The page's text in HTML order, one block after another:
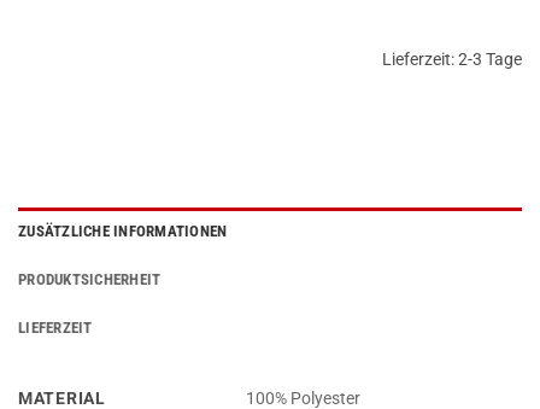
Lieferzeit:2-3 Tage
ZUSÄTZLICHE INFORMATIONEN
PRODUKTSICHERHEIT
LIEFERZEIT
MATERIAL 100% Polyester